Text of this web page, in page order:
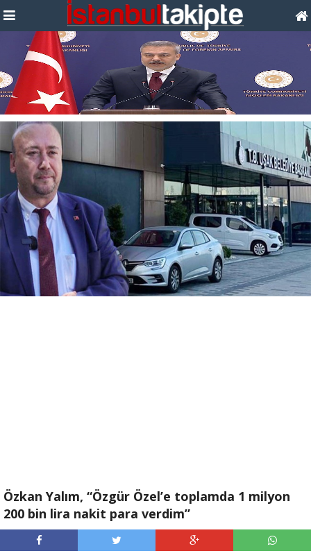
Özkan Yalım, “Özgür Özel’e toplamda 1 milyon
200 bin lira nakit para verdim”